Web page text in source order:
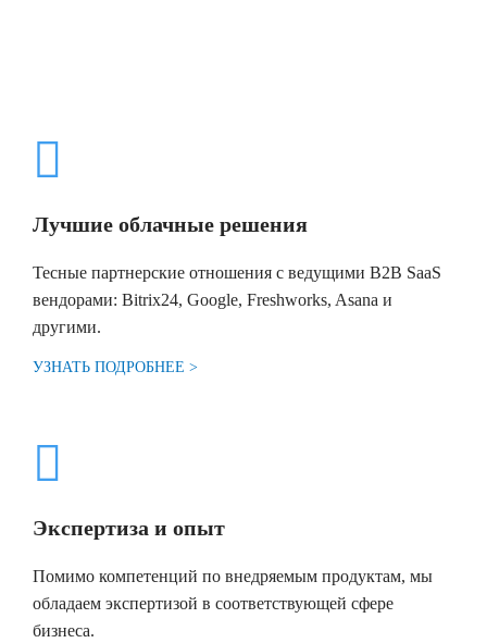
Лучшие облачные решения
Тесные партнерские отношения с ведущими B2B SaaS
вендорами: Bitrix24, Google, Freshworks, Asana и
другими.
УЗНАТЬ ПОДРОБНЕЕ >
Экспертиза и опыт
Помимо компетенций по внедряемым продуктам, мы
обладаем экспертизой в соответствующей сфере
бизнеса.